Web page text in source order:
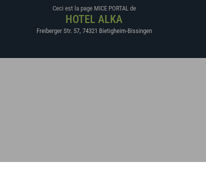
Ceci est la page MICE PORTAL de
HOTEL ALKA
Freiberger Str. 57, 74321 Bietigheim-Bissingen